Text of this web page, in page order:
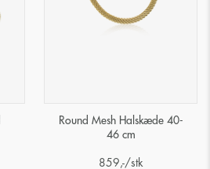
Round Mesh Halskæde 40-
46 cm
859 ,-/stk